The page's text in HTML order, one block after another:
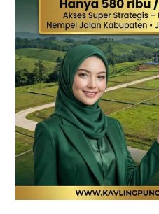
Gunung
&
SHM
Pecah
Sertifikat